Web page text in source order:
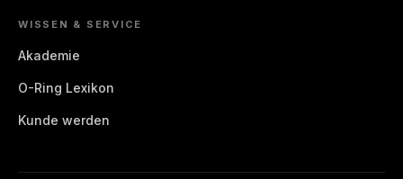
WISSEN & SERVICE
Akademie
O-Ring Lexikon
Kunde werden